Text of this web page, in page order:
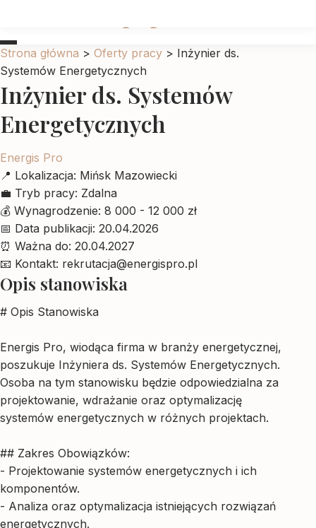
Strona główna > Oferty pracy > Inżynier ds.
Systemów Energetycznych
Inżynier ds. Systemów
Energetycznych
Energis Pro
📍 Lokalizacja: Mińsk Mazowiecki
💼 Tryb pracy: Zdalna
💰 Wynagrodzenie: 8 000 - 12 000 zł
📅 Data publikacji: 20.04.2026
⏰ Ważna do: 20.04.2027
📧 Kontakt: rekrutacja@energispro.pl
Opis stanowiska
# Opis Stanowiska
Energis Pro, wiodąca firma w branży energetycznej,
poszukuje Inżyniera ds. Systemów Energetycznych.
Osoba na tym stanowisku będzie odpowiedzialna za
projektowanie, wdrażanie oraz optymalizację
systemów energetycznych w różnych projektach.
## Zakres Obowiązków:
- Projektowanie systemów energetycznych i ich
komponentów.
- Analiza oraz optymalizacja istniejących rozwiązań
energetycznych.